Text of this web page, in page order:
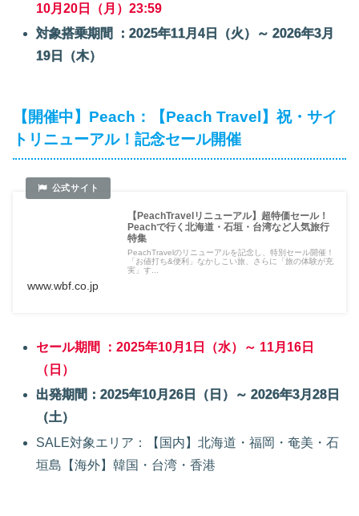
10月20日（月）23:59
対象搭乗期間 ：2025年11月4日（火）～ 2026年3月
19日（木）
【開催中】Peach：【Peach Travel】祝・サイ
トリニューアル！記念セール開催
【PeachTravelリニューアル】超特価セール！
Peachで行く北海道・石垣・台湾など人気旅行
特集
PeachTravelのリニューアルを記念し、特別セール開催！
「お値打ち&便利」なかしこい旅、さらに「旅の体験が充
実」す...
www.wbf.co.jp
セール期間 ：2025年10月1日（水）～ 11月16日
（日）
出発期間：2025年10月26日（日）～ 2026年3月28日
（土）
SALE対象エリア：【国内】北海道・福岡・奄美・石
垣島【海外】韓国・台湾・香港